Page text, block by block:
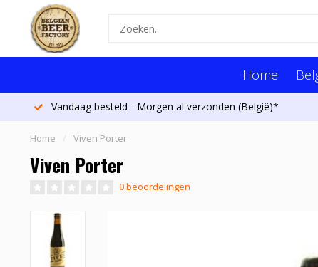
Home
Vandaag besteld - Morgen al verzonden (België)*
Home / Viven Porter
Viven Porter
0 beoordelingen